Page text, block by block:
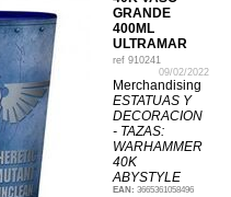
GRANDE
400ML
ULTRAMAR
ref 910241
09/02/2022
Merchandising
ESTATUAS Y
DECORACION
- TAZAS:
WARHAMMER
40K
ABYSTYLE
EAN: 3665361058496